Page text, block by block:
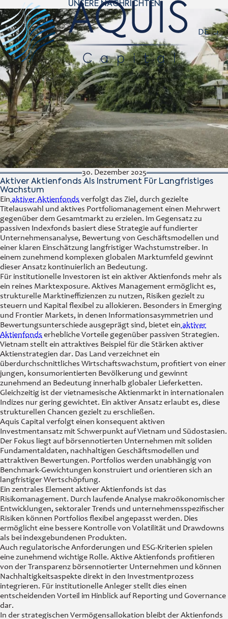
DE
UNSERE NACHRICHTEN
30. Dezember 2025
Aktiver Aktienfonds Als Instrument Für Langfristiges
Wachstum
Ein aktiver Aktienfonds verfolgt das Ziel, durch gezielte
Titelauswahl und aktives Portfoliomanagement einen Mehrwert
gegenüber dem Gesamtmarkt zu erzielen. Im Gegensatz zu
passiven Indexfonds basiert diese Strategie auf fundierter
Unternehmensanalyse, Bewertung von Geschäftsmodellen und
einer klaren Einschätzung langfristiger Wachstumstreiber. In
einem zunehmend komplexen globalen Marktumfeld gewinnt
dieser Ansatz kontinuierlich an Bedeutung.
Für institutionelle Investoren ist ein aktiver Aktienfonds mehr als
ein reines Marktexposure. Aktives Management ermöglicht es,
strukturelle Marktineffizienzen zu nutzen, Risiken gezielt zu
steuern und Kapital flexibel zu allokieren. Besonders in Emerging
und Frontier Markets, in denen Informationsasymmetrien und
Bewertungsunterschiede ausgeprägt sind, bietet ein aktiver
Aktienfonds erhebliche Vorteile gegenüber passiven Strategien.
Vietnam stellt ein attraktives Beispiel für die Stärken aktiver
Aktienstrategien dar. Das Land verzeichnet ein
überdurchschnittliches Wirtschaftswachstum, profitiert von einer
jungen, konsumorientierten Bevölkerung und gewinnt
zunehmend an Bedeutung innerhalb globaler Lieferketten.
Gleichzeitig ist der vietnamesische Aktienmarkt in internationalen
Indizes nur gering gewichtet. Ein aktiver Ansatz erlaubt es, diese
strukturellen Chancen gezielt zu erschließen.
Aquis Capital verfolgt einen konsequent aktiven
Investmentansatz mit Schwerpunkt auf Vietnam und Südostasien.
Der Fokus liegt auf börsennotierten Unternehmen mit soliden
Fundamentaldaten, nachhaltigen Geschäftsmodellen und
attraktiven Bewertungen. Portfolios werden unabhängig von
Benchmark-Gewichtungen konstruiert und orientieren sich an
langfristiger Wertschöpfung.
Ein zentrales Element aktiver Aktienfonds ist das
Risikomanagement. Durch laufende Analyse makroökonomischer
Entwicklungen, sektoraler Trends und unternehmensspezifischer
Risiken können Portfolios flexibel angepasst werden. Dies
ermöglicht eine bessere Kontrolle von Volatilität und Drawdowns
als bei indexgebundenen Produkten.
Auch regulatorische Anforderungen und ESG-Kriterien spielen
eine zunehmend wichtige Rolle. Aktive Aktienfonds profitieren
von der Transparenz börsennotierter Unternehmen und können
Nachhaltigkeitsaspekte direkt in den Investmentprozess
integrieren. Für institutionelle Anleger stellt dies einen
entscheidenden Vorteil im Hinblick auf Reporting und Governance
dar.
In der strategischen Vermögensallokation bleibt der Aktienfonds